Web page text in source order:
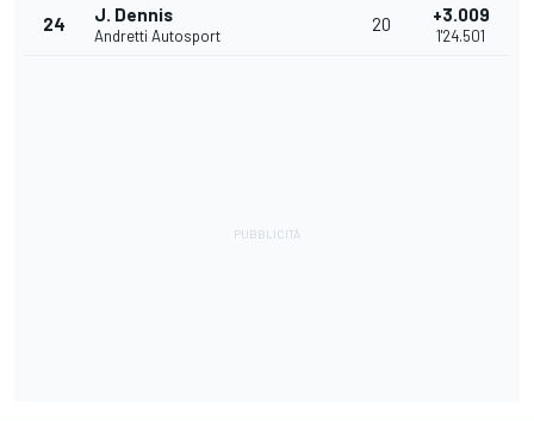
24 J. Dennis
Andretti Autosport
20 +3.009
1'24.501